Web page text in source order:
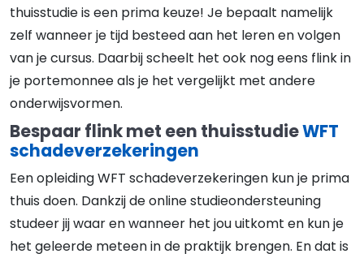
thuisstudie is een prima keuze! Je bepaalt namelijk
zelf wanneer je tijd besteed aan het leren en volgen
van je cursus. Daarbij scheelt het ook nog eens flink in
je portemonnee als je het vergelijkt met andere
onderwijsvormen.
Bespaar flink met een thuisstudieWFT
schadeverzekeringen
Een opleiding WFT schadeverzekeringen kun je prima
thuis doen. Dankzij de online studieondersteuning
studeer jij waar en wanneer het jou uitkomt en kun je
het geleerde meteen in de praktijk brengen. En dat is